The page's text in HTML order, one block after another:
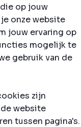
op jouw
onze website
jouw ervaring op
mogelijk te
gebruik van de
zijn
website
tussen pagina's.